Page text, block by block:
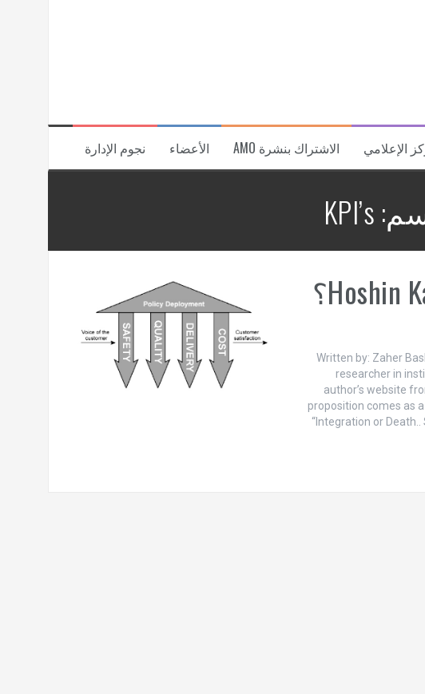
نجوم الإدارة الأعضاء الاشتراك بنشرة AMO الإعلامي
KPI’s
Written by: Zaher
researcher in
author’s website
proposition comes as
“Integration or